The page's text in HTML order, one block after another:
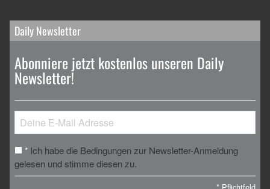
Daily Newsletter
Abonniere jetzt kostenlos unseren Daily
Newsletter!
* Ich habe die Bedingungen zur Newsletter-Anmeldung
gelesen und stimme diesen zu.